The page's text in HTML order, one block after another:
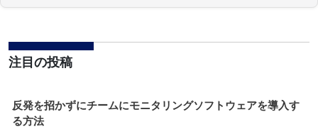
注目の投稿
反発を招かずにチームにモニタリングソフトウェアを導入す
る方法